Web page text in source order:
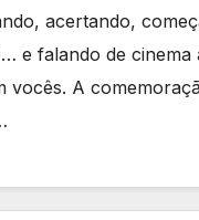
acertando,
e falando de cinema
vocês. A